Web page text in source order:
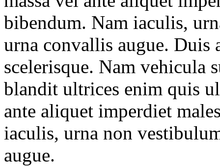
bibendum. Nam iaculis,
urna convallis augue. Duis
scelerisque. Nam vehicula
blandit ultrices enim quis
ante aliquet imperdiet
iaculis, urna non
augue.